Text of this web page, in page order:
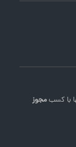
با کسبمجوز